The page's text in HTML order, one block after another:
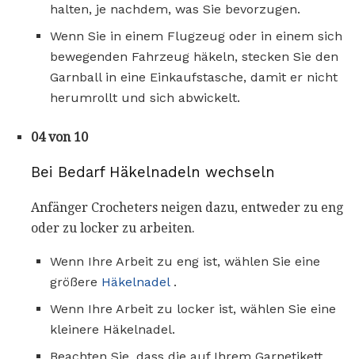
halten, je nachdem, was Sie bevorzugen.
Wenn Sie in einem Flugzeug oder in einem sich
bewegenden Fahrzeug häkeln, stecken Sie den
Garnball in eine Einkaufstasche, damit er nicht
herumrollt und sich abwickelt.
04 von 10
Bei Bedarf Häkelnadeln wechseln
Anfänger Crocheters neigen dazu, entweder zu eng
oder zu locker zu arbeiten.
Wenn Ihre Arbeit zu eng ist, wählen Sie eine
größere Häkelnadel.
Wenn Ihre Arbeit zu locker ist, wählen Sie eine
kleinere Häkelnadel.